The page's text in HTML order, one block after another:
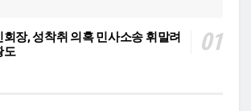
장, 성착취 의혹 민사소송 휘말려
도